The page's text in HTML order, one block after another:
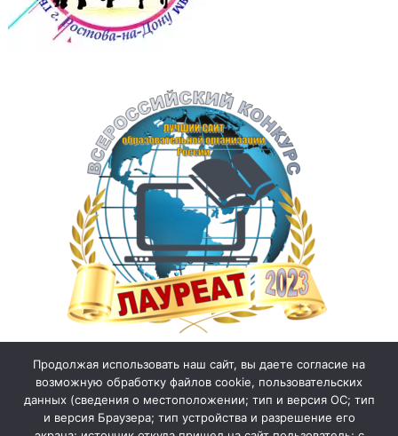
Продолжая использовать наш сайт, вы даете согласие на
возможную обработку файлов cookie, пользовательских
данных (сведения о местоположении; тип и версия ОС; тип
и версия Браузера; тип устройства и разрешение его